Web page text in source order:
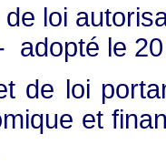
loi
le
de loi
et